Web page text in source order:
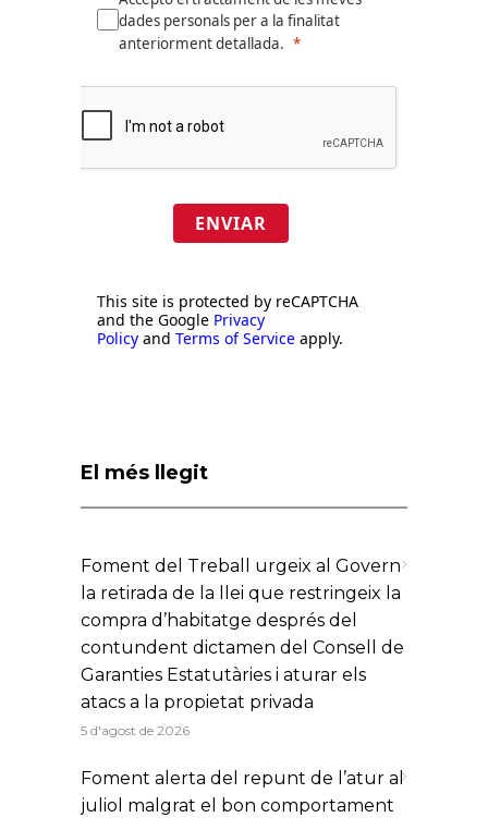
dades personals per a la finalitat
anteriorment detallada.
ENVIAR
This site is protected by reCAPTCHA
and the Google Privacy
Policy and Terms of Service apply.
El més llegit
Foment del Treball urgeix al Govern
la retirada de la llei que restringeix la
compra d’habitatge després del
contundent dictamen del Consell de
Garanties Estatutàries i aturar els
atacs a la propietat privada
5 d'agost de 2026
Foment alerta del repunt de l’atur al
juliol malgrat el bon comportament